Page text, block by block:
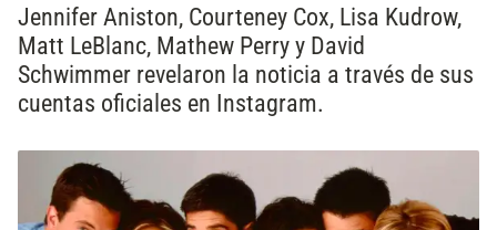
Jennifer Aniston, Courteney Cox, Lisa Kudrow,
Matt LeBlanc, Mathew Perry y David
Schwimmer revelaron la noticia a través de sus
cuentas oficiales en Instagram.